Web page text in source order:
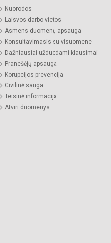
Nuorodos
Laisvos darbo vietos
Asmens duomenų apsauga
Konsultavimasis su visuomene
Dažniausiai užduodami klausimai
Pranešėjų apsauga
Korupcijos prevencija
Civilinė sauga
Teisinė informacija
Atviri duomenys